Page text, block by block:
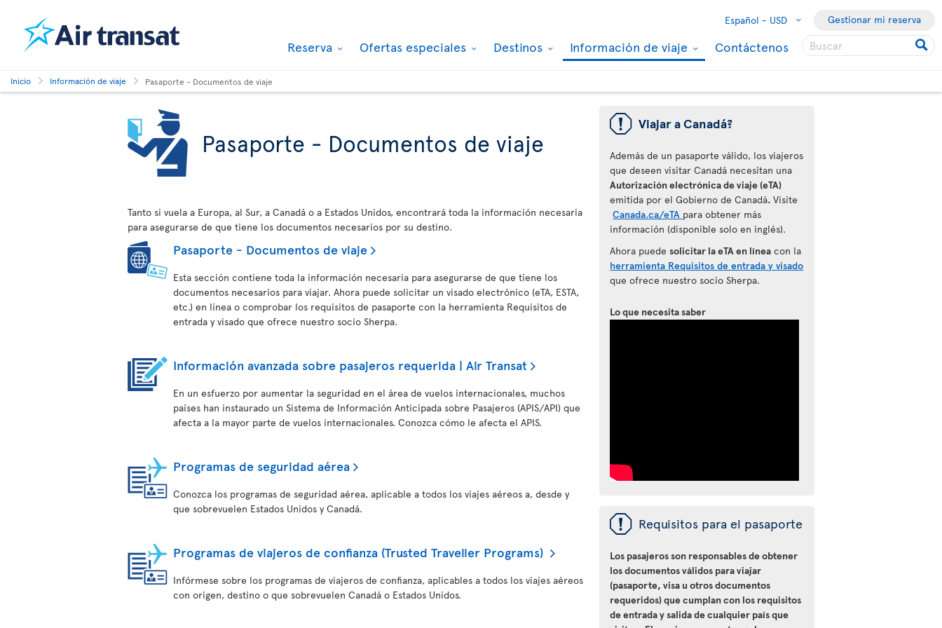
Español - USD Gestionar mi reserva
Reserva Ofertas especiales Destinos Información de viaje Contáctenos
Inicio Información de viaje Pasaporte - Documentos de viaje
Pasaporte - Documentos de viaje
Tanto si vuela a Europa, al Sur, a Canadá o a Estados Unidos, encontrará toda la información necesaria
para asegurarse de que tiene los documentos necesarios por su destino.
Pasaporte - Documentos de viaje
Esta sección contiene toda la información necesaria para asegurarse de que tiene los
documentos necesarios para viajar. Ahora puede solicitar un visado electrónico (eTA, ESTA,
etc.) en línea o comprobar los requisitos de pasaporte con la herramienta Requisitos de
entrada y visado que ofrece nuestro socio Sherpa.
Información avanzada sobre pasajeros requerida | Air Transat
En un esfuerzo por aumentar la seguridad en el área de vuelos internacionales, muchos
países han instaurado un Sistema de Información Anticipada sobre Pasajeros (APIS/API) que
afecta a la mayor parte de vuelos internacionales. Conozca cómo le afecta el APIS.
Programas de seguridad aérea
Conozca los programas de seguridad aérea, aplicable a todos los viajes aéreos a, desde y
que sobrevuelen Estados Unidos y Canadá.
Programas de viajeros de confianza (Trusted Traveller Programs)
Infórmese sobre los programas de viajeros de confianza, aplicables a todos los viajes aéreos
con origen, destino o que sobrevuelen Canadá o Estados Unidos.
ü Viajar a Canadá?
Además de un pasaporte válido, los viajeros
que deseen visitar Canadá necesitan una
Autorización electrónica de viaje (eTA)
emitida por el Gobierno de Canadá.Visite
Canada.ca/eTA para obtener más
información (disponible solo en inglés).
Ahora puedesolicitar la eTA en línea con la
herramienta Requisitos de entrada y visado
que ofrece nuestro socio Sherpa.
Lo que necesita saber
ü Requisitos para el pasaporte
Los pasajeros son responsables de obtener
los documentos válidos para viajar
(pasaporte, visa u otros documentos
requeridos) que cumplan con los requisitos
de entrada y salida de cualquier país que